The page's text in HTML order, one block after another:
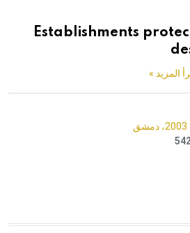
تطلق موسوعات جديدة في عام 2026
Establishments
المزيد »